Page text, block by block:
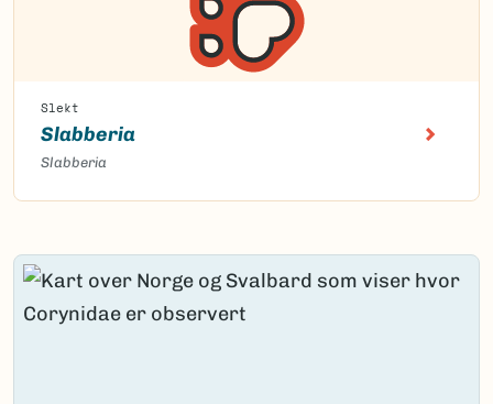
Slekt
Slabberia
Slabberia